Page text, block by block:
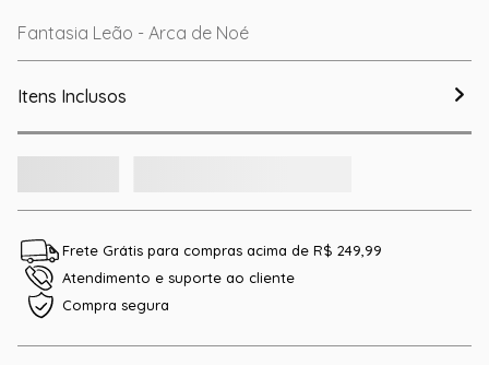
Fantasia Leão - Arca de Noé
Itens Inclusos
Frete Grátis para compras acima de R$ 249,99
Atendimento e suporte ao cliente
Compra segura